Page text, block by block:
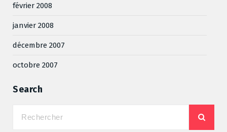
février 2008
janvier 2008
décembre 2007
octobre 2007
Search